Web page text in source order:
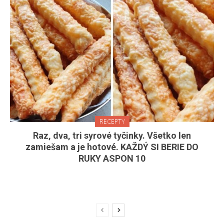
RECEPTY
Raz, dva, tri syrové tyčinky. Všetko len
zamiešam a je hotové. KAŽDÝ SI BERIE DO
RUKY ASPON 10